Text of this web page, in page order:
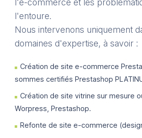
l'e-commerce et les
l'entoure.
Nous intervenons uniquement
domaines d'expertise, à savoir :
Création de site e-commerce
sommes certifiés Prestashop
Création de site vitrine sur mesure
Worpress, Prestashop.
Refonte de site e-commerce